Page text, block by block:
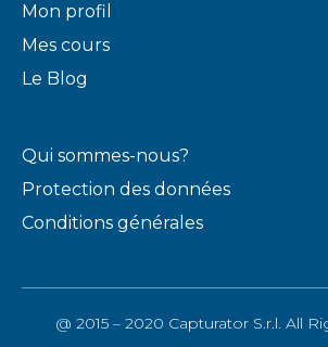
Mon profil
Mes cours
Le Blog
Qui sommes-nous?
Protection des données
Conditions générales
@ 2015 – 2020 Capturator S.r.l. All